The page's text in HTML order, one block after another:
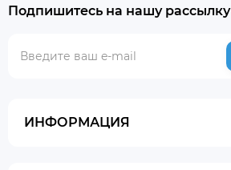
Подпишитесь на нашу рассылку
ИНФОРМАЦИЯ